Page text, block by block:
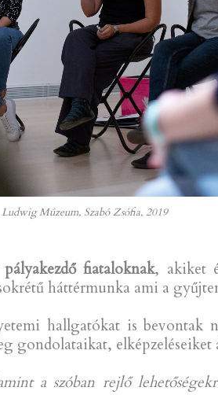
Ludwig Múzeum, Szabó Zsófia, 2019
fiataloknak, akiket
háttérmunka ami a
hallgatókat is
gondolataikat, elképzeléseiket
a szóban rejlő